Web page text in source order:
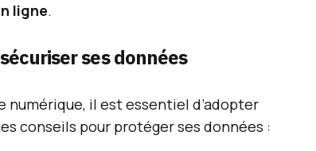
ligne.
ses données
numérique, il est essentiel d’adopter
conseils pour protéger ses données :